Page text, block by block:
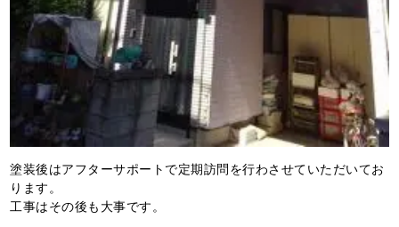
塗装後はアフターサポートで定期訪問を行わさせていただいてお
ります。
工事はその後も大事です。